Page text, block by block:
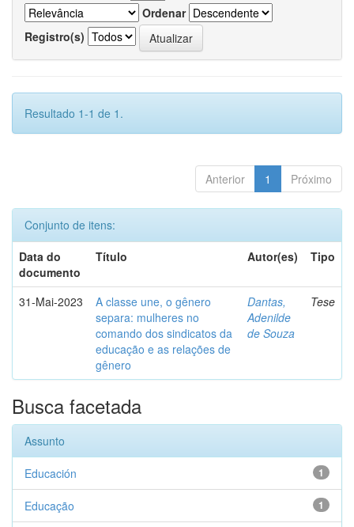
Ordenar
Registro(s)
Resultado 1-1 de 1.
Anterior 1 Próximo
Conjunto de itens:
Data do
documento
Título Autor(es) Tipo
31-Mai-2023
A classe une, o gênero
separa: mulheres no
comando dos sindicatos da
educação e as relações de
gênero
Dantas,
Adenilde
de Souza
Tese
Busca facetada
Assunto
1
Educación
1
Educação